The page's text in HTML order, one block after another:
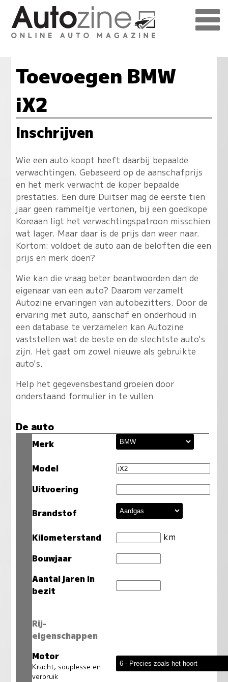
Toevoegen BMW
iX2
Inschrijven
Wie een auto koopt heeft daarbij bepaalde
verwachtingen. Gebaseerd op de aanschafprijs
en het merk verwacht de koper bepaalde
prestaties. Een dure Duitser mag de eerste tien
jaar geen rammeltje vertonen, bij een goedkope
Koreaan ligt het verwachtingspatroon misschien
wat lager. Maar daar is de prijs dan weer naar.
Kortom: voldoet de auto aan de beloften die een
prijs en merk doen?
Wie kan die vraag beter beantwoorden dan de
eigenaar van een auto? Daarom verzamelt
Autozine ervaringen van autobezitters. Door de
ervaring met auto, aanschaf en onderhoud in
een database te verzamelen kan Autozine
vaststellen wat de beste en de slechtste auto's
zijn. Het gaat om zowel nieuwe als gebruikte
auto's.
Help het gegevensbestand groeien door
onderstaand formulier in te vullen
De auto
Merk
Model
Uitvoering
Brandstof
Kilometerstand
km
Bouwjaar
Aantal jaren in
bezit
Rij-
eigenschappen
Motor
Kracht, souplesse en
verbruik